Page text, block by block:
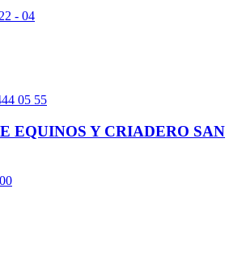
- 04
05 55
EQUINOS Y CRIADERO SAN